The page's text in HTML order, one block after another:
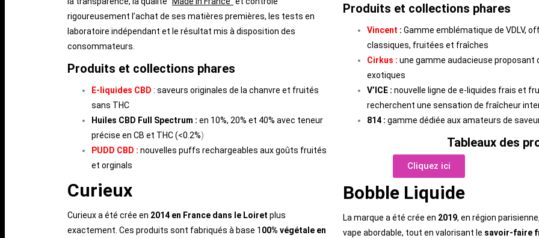
rigoureusement l’achat de ses matières premières, les tests en
laboratoire indépendant et le résultat mis à disposition des
consommateurs.
Produits et collections phares
E-liquides CBD : saveurs originales de la chanvre et fruités
sans THC
Huiles CBD Full Spectrum : en 10%, 20% et 40% avec teneur
précise en CB et THC (<0.2%)
PUDD CBD : nouvelles puffs rechargeables aux goûts fruités
et orginals
Curieux
Curieux a été crée en 2014 en France dans le Loiret plus
exactement. Ces produits sont fabriqués à base 1 00% végétale en
Produits et collections phares
Vincent : Gamme emblématique de VDLV,
classiques, fruitées et fraîches
Cirkus : une gamme audacieuse proposant
exotiques
V’ICE : nouvelle ligne de e-liquides frais et
recherchent une sensation de fraîcheur
814 : gamme dédiée aux amateurs de
Tableaux des
Cliquez ici
Bobble Liquide
La marque a été crée en 2019, en région
vape abordable, tout en valorisant le savoir-faire